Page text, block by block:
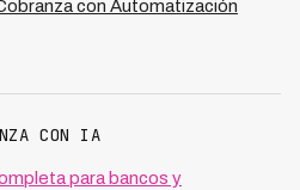
con Automatización
CON IA
para bancos y